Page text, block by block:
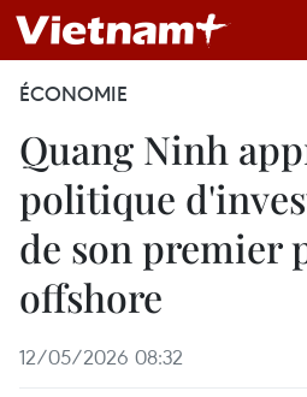
ÉCONOMIE
Quang Ninh
politique
de son premier
offshore
12/05/2026 08:32